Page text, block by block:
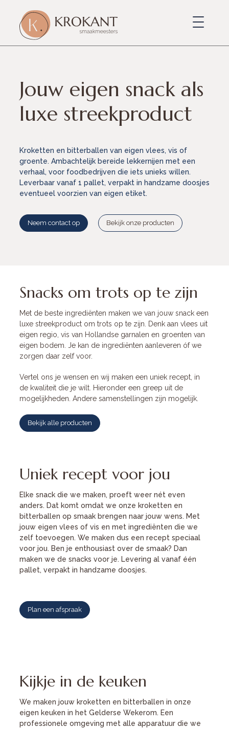
Jouw eigen snack als
luxe streekproduct
Kroketten en bitterballen van eigen vlees, vis of
groente. Ambachtelijk bereide lekkernijen met een
verhaal, voor foodbedrijven die iets unieks willen.
Leverbaar vanaf 1 pallet, verpakt in handzame doosjes
eventueel voorzien van eigen etiket.
Neem contact op Bekijk onze producten
Snacks om trots op te zijn
Met de beste ingrediënten maken we van jouw snack een
luxe streekproduct om trots op te zijn. Denk aan vlees uit
eigen regio, vis van Hollandse garnalen en groenten van
eigen bodem. Je kan de ingrediënten aanleveren óf we
zorgen daar zelf voor.
Vertel ons je wensen en wij maken een uniek recept, in
de kwaliteit die je wilt. Hieronder een greep uit de
mogelijkheden. Andere samenstellingen zijn mogelijk.
Bekijk alle producten
Uniek recept voor jou
Elke snack die we maken, proeft weer nét even
anders. Dat komt omdat we onze kroketten en
bitterballen op smaak brengen naar jouw wens. Met
jouw eigen vlees of vis en met ingrediënten die we
zelf toevoegen. We maken dus een recept speciaal
voor jou. Ben je enthousiast over de smaak? Dan
maken we de snacks voor je. Levering al vanaf één
pallet, verpakt in handzame doosjes.
Plan een afspraak
Kijkje in de keuken
We maken jouw kroketten en bitterballen in onze
eigen keuken in het Gelderse Wekerom. Een
professionele omgeving met alle apparatuur die we